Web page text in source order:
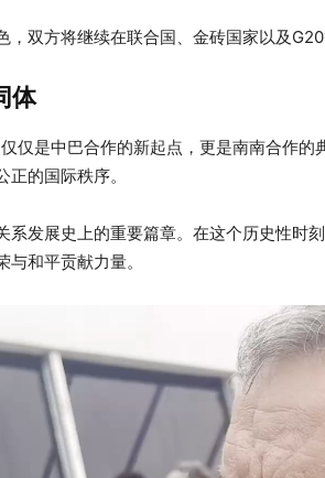
双方将继续在联合国、金砖国家以及
体
仅是中巴合作的新起点，更是南南合作的
的国际秩序。
发展史上的重要篇章。在这个历史性时
和平贡献力量。